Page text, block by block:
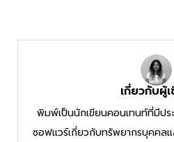
เกี่ยวกับผู้
พิมพ์เป็นนักเขียนคอนเทนท์ที่มีป
ซอฟแวร์เกี่ยวกับทรัพยากรบุคคลแ